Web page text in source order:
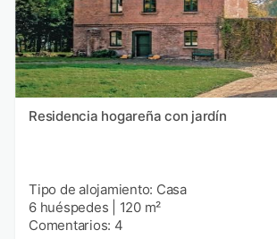
Residencia hogareña con jardín
Tipo de alojamiento: Casa
6 huéspedes
120 m²
Comentarios: 4